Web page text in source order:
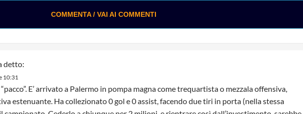
COMMENTA / VAI AI COMMENTI
detto:
10:31
E’ arrivato a Palermo in pompa magna come trequartista o mezzala offensiva,
estenuante. Ha collezionato 0 gol e 0 assist, facendo due tiri in porta (nella stessa